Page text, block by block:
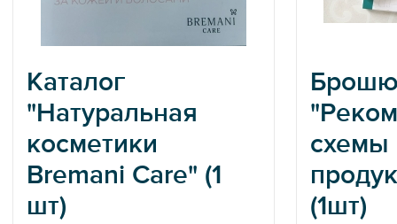
Каталог
"Натуральная
косметики
Bremani Care" (1
шт)
схемы
(1шт)